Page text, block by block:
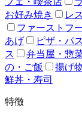
お好み焼き
レ
ファーストフ
あげ
ピザ・パ
ス
弁当屋・惣
の・ご飯
揚げ
鮮丼・寿司
特徴